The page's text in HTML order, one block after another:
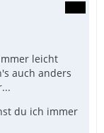
leicht
auch anders
du ich immer